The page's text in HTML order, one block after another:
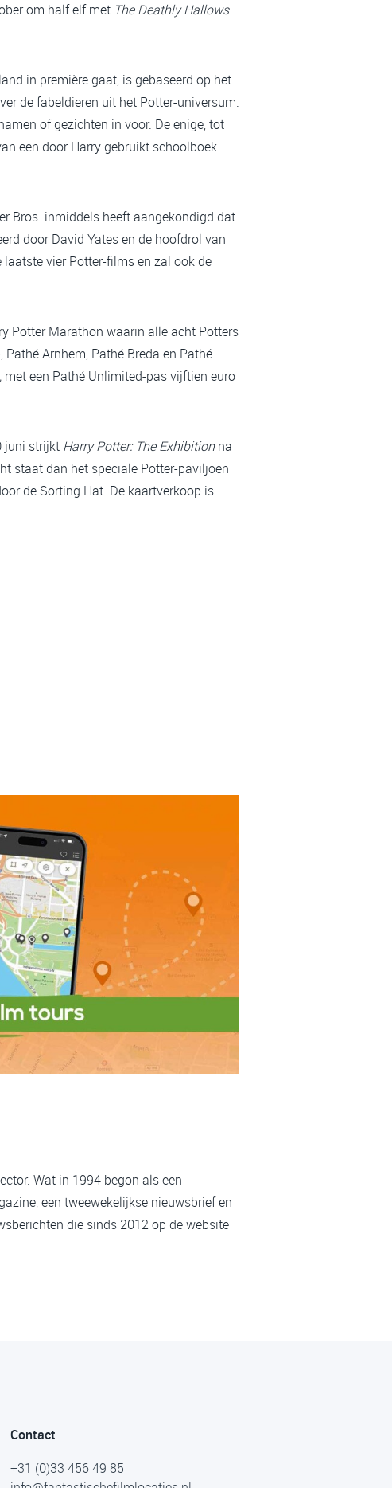
om half elf met The Deathly Hallows
in première gaat, is gebaseerd op het
de fabeldieren uit het Potter-universum.
of gezichten in voor. De enige, tot
een door Harry gebruikt schoolboek
Bros. inmiddels heeft aangekondigd dat
door David Yates en de hoofdrol van
vier Potter-films en zal ook de
Potter Marathon waarin alle acht Potters
Arnhem, Pathé Breda en Pathé
een Pathé Unlimited-pas vijftien euro
juni strijkt Harry Potter: The Exhibitionna
staat dan het speciale Potter-paviljoen
de Sorting Hat. De kaartverkoop is
Wat in 1994 begon als een
een tweewekelijkse nieuwsbrief en
die sinds 2012 op de website
Contact
+31 (0)33 456 49 85